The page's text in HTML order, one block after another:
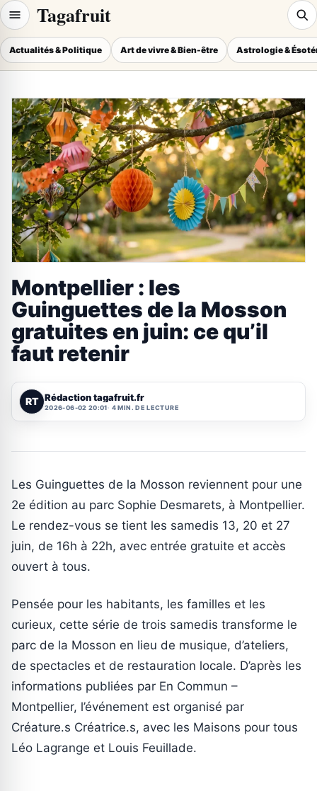
Tagafruit
Actualités & Politique Art de vivre & Bien-être Astrologie &
Montpellier : les
Guinguettes de la Mosson
gratuites en juin: ce qu’il
faut retenir
RT Rédaction tagafruit.fr
2026-06-02 20:01 4 MIN. DE LECTURE
Les Guinguettes de la Mosson reviennent pour une
2e édition au parc Sophie Desmarets, à Montpellier.
Le rendez-vous se tient les samedis 13, 20 et 27
juin, de 16h à 22h, avec entrée gratuite et accès
ouvert à tous.
Pensée pour les habitants, les familles et les
curieux, cette série de trois samedis transforme le
parc de la Mosson en lieu de musique, d’ateliers,
de spectacles et de restauration locale. D’après les
informations publiées par En Commun –
Montpellier, l’événement est organisé par
Créature.s Créatrice.s, avec les Maisons pour tous
Léo Lagrange et Louis Feuillade.